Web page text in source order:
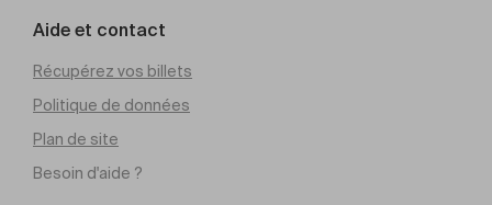
Aide et contact
Récupérez vos billets
Politique de données
Plan de site
Besoin d'aide ?